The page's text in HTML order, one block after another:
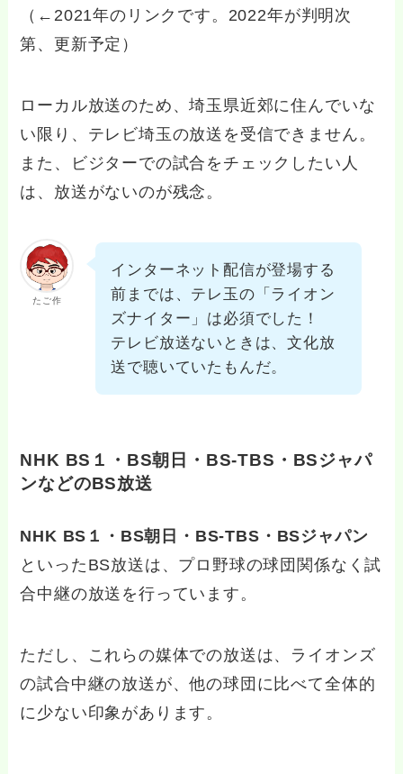
（←2021年のリンクです。2022年が判明次
第、更新予定）
ローカル放送のため、埼玉県近郊に住んでいな
い限り、テレビ埼玉の放送を受信できません。
また、ビジターでの試合をチェックしたい人
は、放送がないのが残念。
たご作
インターネット配信が登場する
前までは、テレ玉の「ライオン
ズナイター」は必須でした！
テレビ放送ないときは、文化放
送で聴いていたもんだ。
NHK BS１・BS朝日・BS‐TBS・BSジャパ
ンなどのBS放送
NHK BS１・BS朝日・BS‐TBS・BSジャパン
といったBS放送は、プロ野球の球団関係なく試
合中継の放送を行っています。
ただし、これらの媒体での放送は、ライオンズ
の試合中継の放送が、他の球団に比べて全体的
に少ない印象があります。